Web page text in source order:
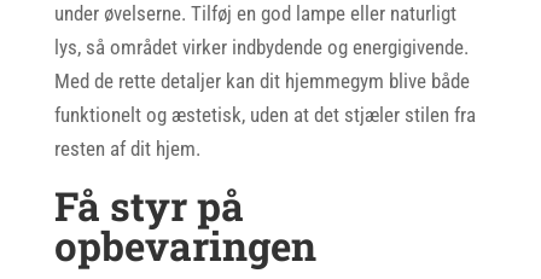
under øvelserne. Tilføj en god lampe eller naturligt
lys, så området virker indbydende og energigivende.
Med de rette detaljer kan dit hjemmegym blive både
funktionelt og æstetisk, uden at det stjæler stilen fra
resten af dit hjem.
Få styr på
opbevaringen